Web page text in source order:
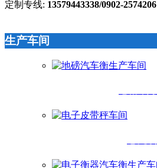
定制专线: 13579443338/0902-2574206
生产车间